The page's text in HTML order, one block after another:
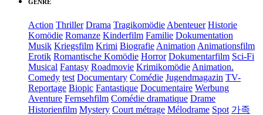
GENRE
Action Thriller Drama Tragikomödie Abenteuer Historie
Komödie Romanze Kinderfilm Familie Dokumentation
Musik Kriegsfilm Krimi Biografie Animation Animationsfilm
Erotik Romantische Komödie Horror Dokumentarfilm Sci-Fi
Musical Fantasy Roadmovie Krimikomödie Animation.
Comedy test Documentary Comédie Jugendmagazin TV-
Reportage Biopic Fantastique Documentaire Werbung
Aventure Fernsehfilm Comédie dramatique Drame
Historienfilm Mystery Court métrage Mélodrame Spot 가족